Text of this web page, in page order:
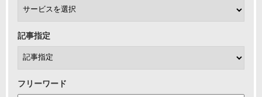
記事指定
フリーワード